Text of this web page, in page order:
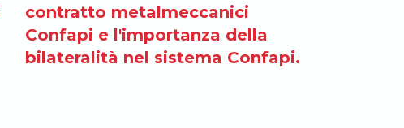
contratto metalmeccanici
Confapi e l'importanza della
bilateralità nel sistema Confapi.